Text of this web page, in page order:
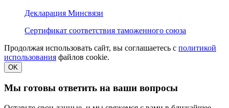
Декларация Минсвязи
Сертификат соответствия таможенного союза
Продолжая использовать сайт, вы соглашаетесь с политикой
использования файлов cookie.
OK
Мы готовы ответить на ваши вопросы